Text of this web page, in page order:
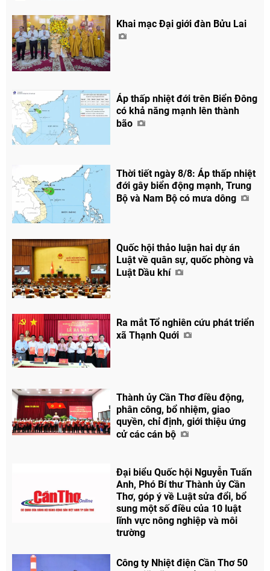
Khai mạc Đại giới đàn Bửu Lai
Áp thấp nhiệt đới trên Biển Đông
có khả năng mạnh lên thành
bão
Thời tiết ngày 8/8: Áp thấp nhiệt
đới gây biển động mạnh, Trung
Bộ và Nam Bộ có mưa dông
Quốc hội thảo luận hai dự án
Luật về quân sự, quốc phòng và
Luật Dầu khí
Ra mắt Tổ nghiên cứu phát triển
xã Thạnh Quới
Thành ủy Cần Thơ điều động,
phân công, bổ nhiệm, giao
quyền, chỉ định, giới thiệu ứng
cử các cán bộ
Đại biểu Quốc hội Nguyễn Tuấn
Anh, Phó Bí thư Thành ủy Cần
Thơ, góp ý về Luật sửa đổi, bổ
sung một số điều của 10 luật
lĩnh vực nông nghiệp và môi
trường
Công ty Nhiệt điện Cần Thơ 50